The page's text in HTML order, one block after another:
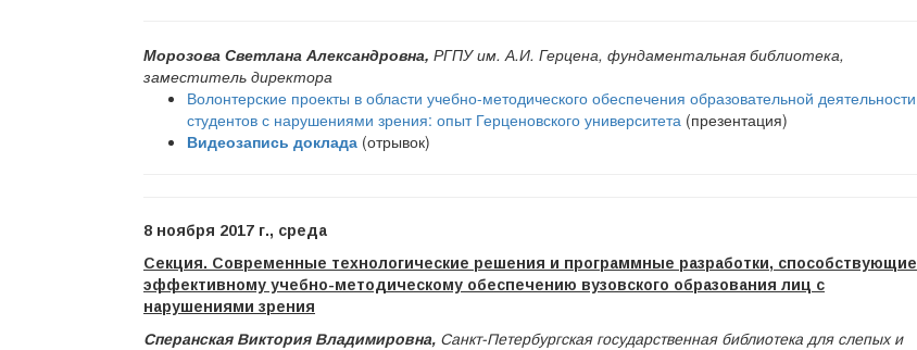
Морозова Светлана Александровна, РГПУ им. А.И. Герцена, фундаментальная библиотека,
заместитель директора
Волонтерские проекты в области учебно-методического обеспечения образовательной деятельности
студентов с нарушениями зрения: опыт Герценовского университета (презентация)
Видеозапись доклада (отрывок)
8 ноября 2017 г., среда
Секция. Современные технологические решения и программные разработки, способствующие
эффективному учебно-методическому обеспечению вузовского образования лиц с
нарушениями зрения
Сперанская Виктория Владимировна, Санкт-Петербургская государственная библиотека для слепых и